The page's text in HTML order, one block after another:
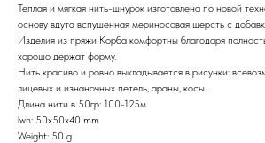
Теплая и мягкая нить-шнурок изготовлена по новой
основу вдута вспушенная мериносовая шерсть с
Изделия из пряжи Корба комфортны благодаря
хорошо держат форму.
Нить красиво и ровно выкладывается в рисунки:
лицевых и изнаночных петель, араны, косы.
Длина нити в 50гр: 100-125м
lwh: 50x50x40 mm
Weight: 50 g